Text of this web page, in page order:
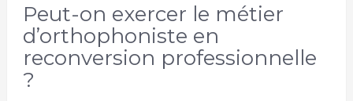
Peut-on exercer le métier
d’orthophoniste en
reconversion professionnelle
?